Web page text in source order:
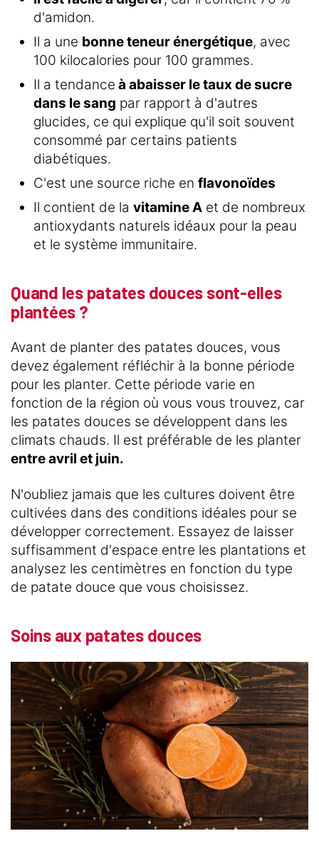
d'amidon.
Il a une bonne teneur énergétique, avec
100 kilocalories pour 100 grammes.
Il a tendance à abaisser le taux de sucre
dans le sang par rapport à d'autres
glucides, ce qui explique qu'il soit souvent
consommé par certains patients
diabétiques.
C'est une source riche en flavonoïdes
Il contient de la vitamine A et de nombreux
antioxydants naturels idéaux pour la peau
et le système immunitaire.
Quand les patates douces sont-elles
plantées ?
Avant de planter des patates douces, vous
devez également réfléchir à la bonne période
pour les planter. Cette période varie en
fonction de la région où vous vous trouvez, car
les patates douces se développent dans les
climats chauds. Il est préférable de les planter
entre avril et juin.
N'oubliez jamais que les cultures doivent être
cultivées dans des conditions idéales pour se
développer correctement. Essayez de laisser
suffisamment d'espace entre les plantations et
analysez les centimètres en fonction du type
de patate douce que vous choisissez.
Soins aux patates douces